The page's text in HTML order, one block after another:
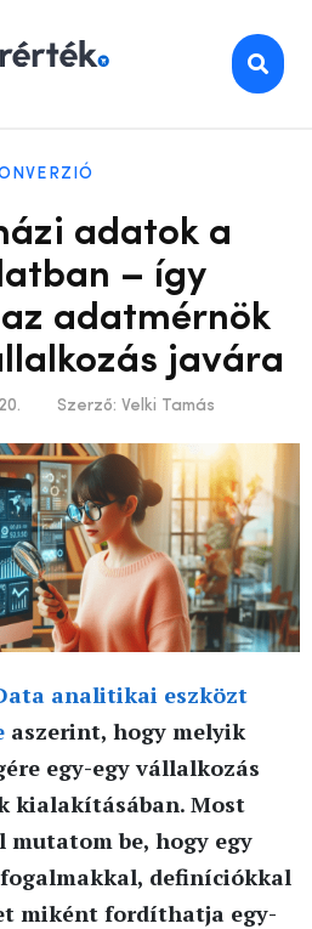
adatok a
– így
adatmérnök
javára
Szerző: Velki Tamás
analitikai eszközt
aszerint, hogy melyik
egy-egy vállalkozás
kialakításában. Most
be, hogy egy
definíciókkal
miként fordíthatja egy-